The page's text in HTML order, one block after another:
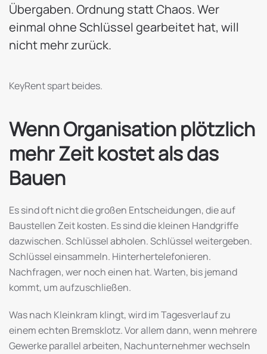
Übergaben. Ordnung statt Chaos. Wer
einmal ohne Schlüssel gearbeitet hat, will
nicht mehr zurück.
KeyRent spart beides.
Wenn Organisation plötzlich
mehr Zeit kostet als das
Bauen
Es sind oft nicht die großen Entscheidungen, die auf
Baustellen Zeit kosten. Es sind die kleinen Handgriffe
dazwischen. Schlüssel abholen. Schlüssel weitergeben.
Schlüssel einsammeln. Hinterhertelefonieren.
Nachfragen, wer noch einen hat. Warten, bis jemand
kommt, um aufzuschließen.
Was nach Kleinkram klingt, wird im Tagesverlauf zu
einem echten Bremsklotz. Vor allem dann, wenn mehrere
Gewerke parallel arbeiten, Nachunternehmer wechseln